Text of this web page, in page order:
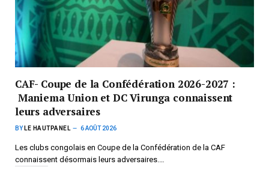
CAF- Coupe de la Confédération 2026-2027 :
Maniema Union et DC Virunga connaissent
leurs adversaires
BY LE HAUTPANEL 6 AOÛT 2026
Les clubs congolais en Coupe de la Confédération de la CAF
connaissent désormais leurs adversaires.…